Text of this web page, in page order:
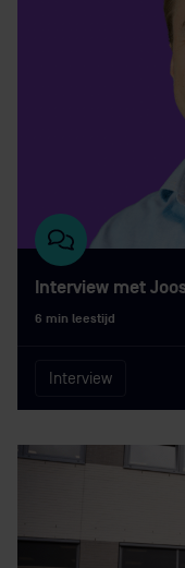
Interview met
6 min leestijd
Interview